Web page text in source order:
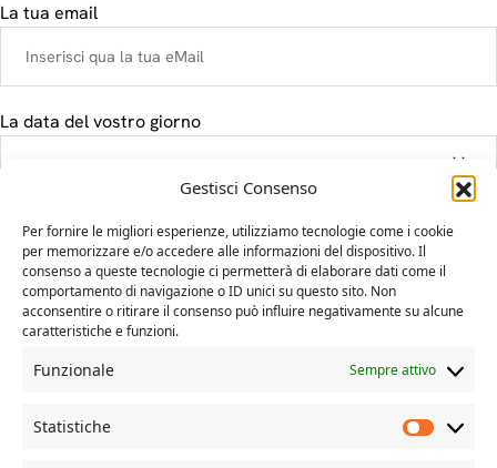
Gestisci Consenso
Per fornire le migliori esperienze, utilizziamo tecnologie come i cookie
per memorizzare e/o accedere alle informazioni del dispositivo. Il
consenso a queste tecnologie ci permetterà di elaborare dati come il
comportamento di navigazione o ID unici su questo sito. Non
acconsentire o ritirare il consenso può influire negativamente su alcune
caratteristiche e funzioni.
Funzionale Sempre attivo
Statistiche
La tua email
La data del vostro giorno
Il tuo messaggio